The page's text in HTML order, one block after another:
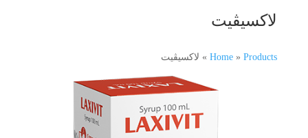
لاكسيڨيت
Home »Products
» لاكسيڨيت